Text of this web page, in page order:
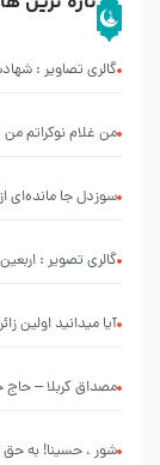
گالری تصاویر :
سوزدل جا مانده‌ای
گالری تصویر :
آیا میدانید اولین
مصداق کربلا –
شور ، حسینا! به‌ حق